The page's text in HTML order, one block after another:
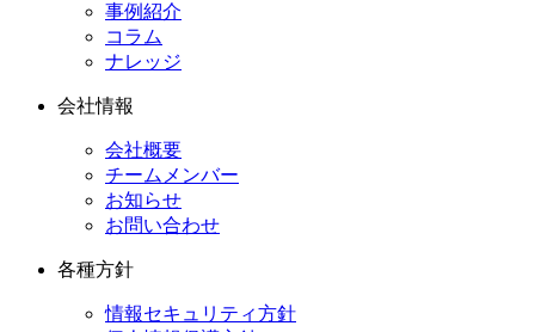
事例紹介
コラム
ナレッジ
会社情報
会社概要
チームメンバー
お知らせ
お問い合わせ
各種方針
情報セキュリティ方針